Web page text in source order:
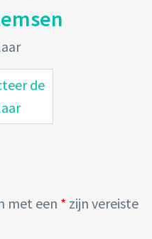
de
met een * zijn vereiste